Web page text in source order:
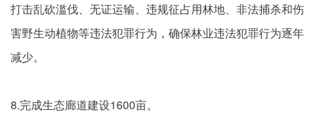
打击乱砍滥伐、无证运输、违规征占用林地、非法捕杀和伤
害野生动植物等违法犯罪行为，确保林业违法犯罪行为逐年
减少。
8.完成生态廊道建设1600亩。